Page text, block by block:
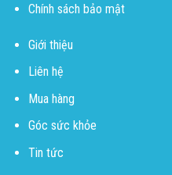
Chính sách bảo mật
Giới thiệu
Liên hệ
Mua hàng
Góc sức khỏe
Tin tức